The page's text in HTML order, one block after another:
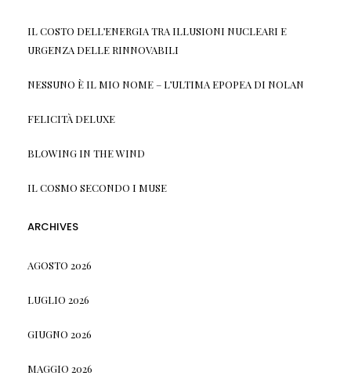
IL COSTO DELL’ENERGIA TRA ILLUSIONI NUCLEARI E
URGENZA DELLE RINNOVABILI
NESSUNO È IL MIO NOME – L’ULTIMA EPOPEA DI NOLAN
FELICITÀ DELUXE
BLOWING IN THE WIND
IL COSMO SECONDO I MUSE
ARCHIVES
AGOSTO 2026
LUGLIO 2026
GIUGNO 2026
MAGGIO 2026